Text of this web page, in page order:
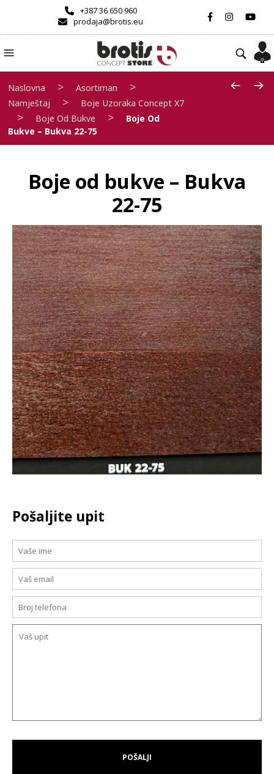
+387 36 650 960
prodaja@brotis.eu
Naslovna > Asortiman >
Namještaj > Boje Uzoraka Concept X7
> Boje Od Bukve >
Boje Od
Bukve – Bukva 22-75
Boje od bukve – Bukva
22-75
Pošaljite upit